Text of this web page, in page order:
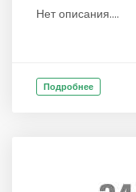
Нет описания....
Подробнее